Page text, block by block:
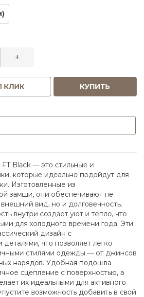
+
КЛИК КУПИТЬ
Black — это стильные и
которые идеально подойдут для
Изготовленные из
замши, они обеспечивают не
вид, но и долговечность.
внутри создает уют и тепло, что
для холодного времени года. Эти
дизайн с
что позволяет легко
стилями одежды — от джинсов
нарядов. Удобная подошва
сцепление с поверхностью, а
их идеальными для активного
возможность добавить в свой